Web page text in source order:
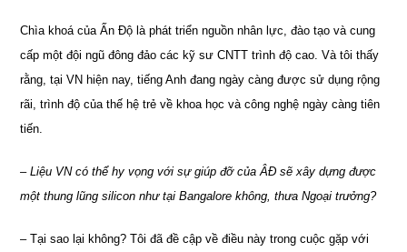
Chìa khoá của Ấn Độ là phát triển nguồn nhân lực, đào tạo và cung
cấp một đội ngũ đông đảo các kỹ sư CNTT trình độ cao. Và tôi thấy
rằng, tại VN hiện nay, tiếng Anh đang ngày càng được sử dụng rộng
rãi, trình độ của thế hệ trẻ về khoa học và công nghệ ngày càng tiên
tiến.
– Liệu VN có thể hy vọng với sự giúp đỡ của ÂĐ sẽ xây dựng được
một thung lũng silicon như tại Bangalore không, thưa Ngoại trưởng?
– Tại sao lại không? Tôi đã đề cập về điều này trong cuộc gặp với